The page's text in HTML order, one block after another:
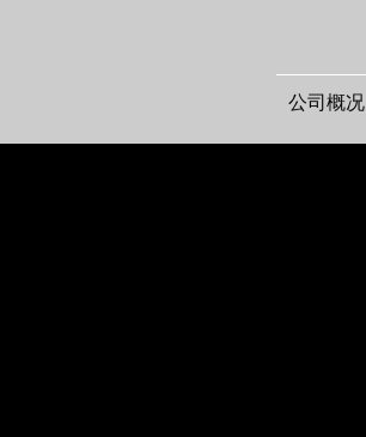
公司概况